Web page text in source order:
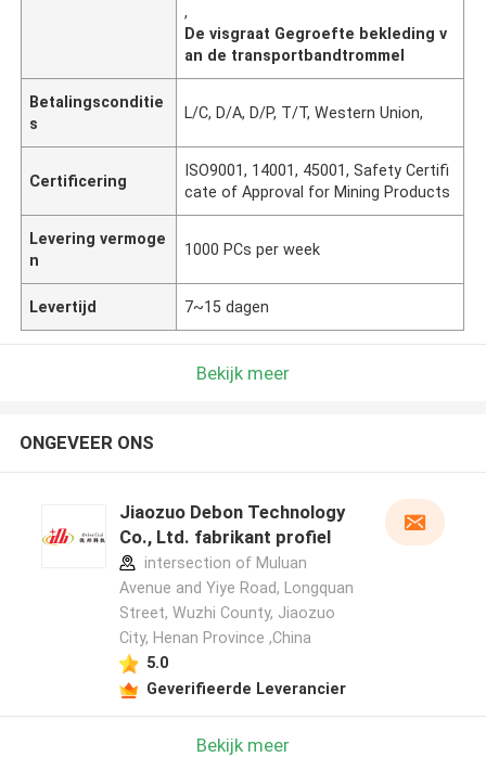
,
De visgraat Gegroefte bekleding v
an de transportbandtrommel
Betalingsconditie
s
L/C, D/A, D/P, T/T, Western Union,
Certificering
ISO9001, 14001, 45001, Safety Certifi
cate of Approval for Mining Products
Levering vermoge
n
1000 PCs per week
Levertijd 7~15 dagen
Bekijk meer
ONGEVEER ONS
Jiaozuo Debon Technology
Co., Ltd. fabrikant profiel
intersection of Muluan
Avenue and Yiye Road, Longquan
Street, Wuzhi County, Jiaozuo
City, Henan Province ,China
5.0
Geverifieerde Leverancier
Bekijk meer